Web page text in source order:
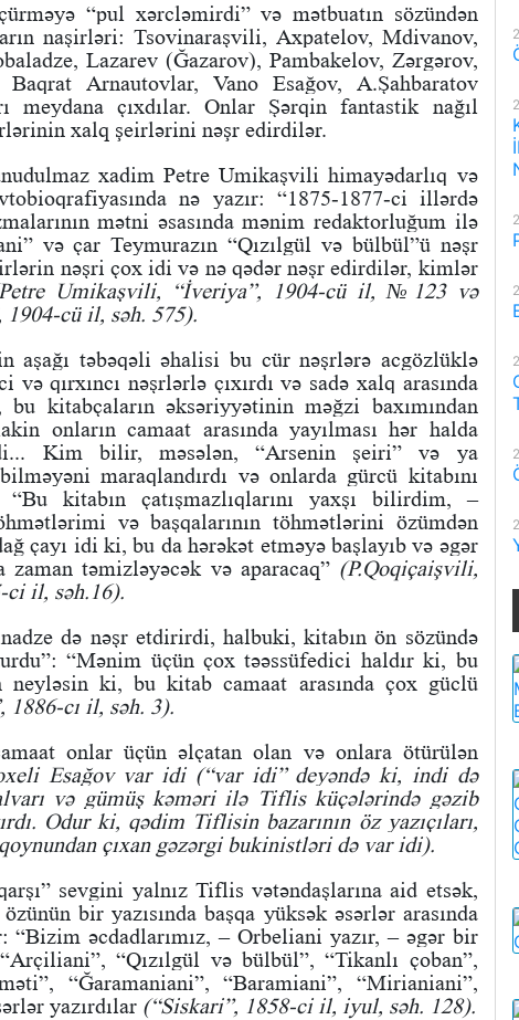
“pul xərcləmirdi” və mətbuatın sözündən
naşirləri: Tsovinaraşvili, Axpatelov, Mdivanov,
Lazarev (Ğazarov), Pambakelov, Zərgərov,
Arnautovlar, Vano Esağov, A.Şahbaratov
meydana çıxdılar. Onlar Şərqin fantastik nağıl
xalq şeirlərini nəşr edirdilər.
xadim Petre Umikaşvili himayədarlıq və
nə yazır: “1875-1877-ci illərdə
mətni əsasında mənim redaktorluğum ilə
və çar Teymurazın “Qızılgül və bülbül”ü nəşr
nəşri çox idi və nə qədər nəşr edirdilər, kimlər
Umikaşvili, “İveriya”, 1904-cü il, №123 və
1904-cü il, səh. 575).
aşağı təbəqəli əhalisi bu cür nəşrlərə acgözlüklə
qırxıncı nəşrlərlə çıxırdı və sadə xalq arasında
kitabçaların əksəriyyətinin məğzi baxımından
onların camaat arasında yayılması hər halda
Kim bilir, məsələn, “Arsenin şeiri” və ya
maraqlandırdı və onlarda gürcü kitabını
kitabın çatışmazlıqlarını yaxşı bilirdim, –
və başqalarının töhmətlərini özümdən
çayı idi ki, bu da hərəkət etməyə başlayıb və əgər
təmizləyəcək və aparacaq” (P.Qoqiçaişvili,
ci il, səh.16).
də nəşr etdirirdi, halbuki, kitabın ön sözündə
“Mənim üçün çox təəssüfedici haldır ki, bu
ki, bu kitab camaat arasında çox güclü
cı il, səh. 3).
onlar üçün əlçatan olan və onlara ötürülən
Esağov var idi (“var idi” deyəndə ki, indi də
və gümüş kəməri ilə Tiflis küçələrində gəzib
Odur ki, qədim Tiflisin bazarının öz yazıçıları,
çıxan gəzərgi bukinistləri də var idi).
sevgini yalnız Tiflis vətəndaşlarına aid etsək,
bir yazısında başqa yüksək əsərlər arasında
“Bizim əcdadlarımız, – Orbeliani yazır, – əgər bir
“Qızılgül və bülbül”, “Tikanlı çoban”,
“Ğaramaniani”, “Baramiani”, “Mirianiani”,
yazırdılar (“Siskari”, 1858-ci il, iyul, səh. 128).